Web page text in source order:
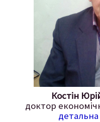
Костін
доктор